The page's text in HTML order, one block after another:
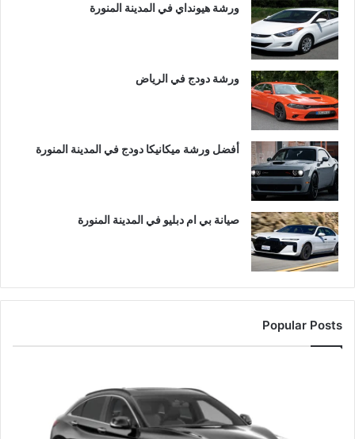
ورشة هيونداي في المدينة المنورة
ورشة دودج في الرياض
أفضل ورشة ميكانيكا دودج في المدينة المنورة
صيانة بي ام دبليو في المدينة المنورة
Popular Posts